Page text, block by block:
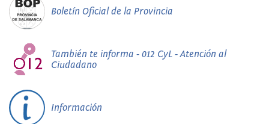
Boletín Oficial de la Provincia
También te informa - 012 CyL - Atención al
Ciudadano
Información